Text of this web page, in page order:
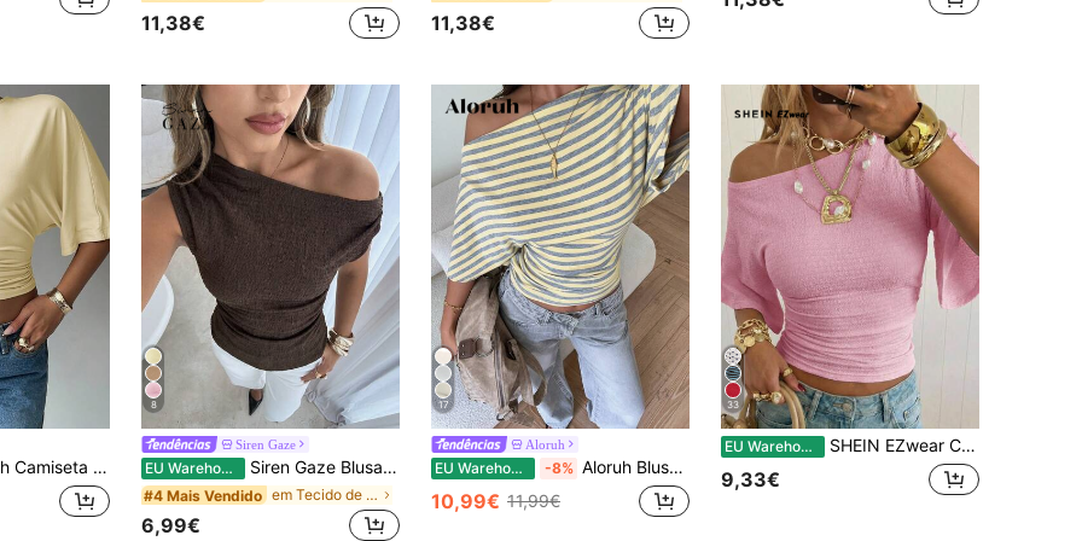
11,38€ 11,38€
de manga curta com gola redonda, manga morcego e pregas, em cor sólida.
8
Siren Gaze
EU Warehouse Siren Gaze Blusa feminina de verão casual, para férias, uso diário, cor sólida, tecido texturizado, gola assimétrica e modelagem ajustada.
#4 Mais Vendido em Tecido de malha Tops, blusas e camisetas femini
6,99€
17
Aloruh
EU Warehouse -8% Aloruh Blusa básica minimalista com ombros assimétricos e modelagem solta, cintura marcada.
10,99€ 11,99€
33
EU Warehouse SHEIN EZwear Camiseta feminina rosa claro com textura, gola assimétrica e modelagem ajustada.
9,33€